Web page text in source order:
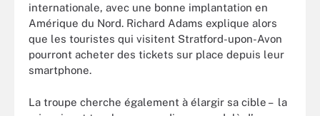
internationale, avec une bonne implantation en
Amérique du Nord. Richard Adams explique alors
que les touristes qui visitent Stratford-upon-Avon
pourront acheter des tickets sur place depuis leur
smartphone.
La troupe cherche également à élargir sa cible – la